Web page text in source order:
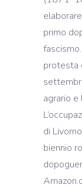
primo
protesta
agrario
di
biennio